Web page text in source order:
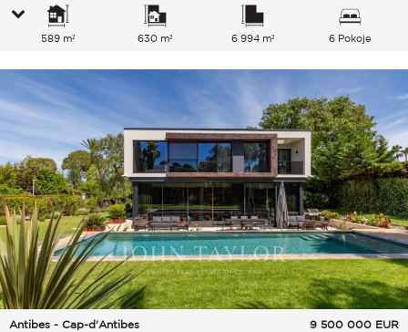
589 m² 630 m² 6 994 m² 6 Pokoje
Antibes - Cap-d'Antibes
9 500 000 EUR